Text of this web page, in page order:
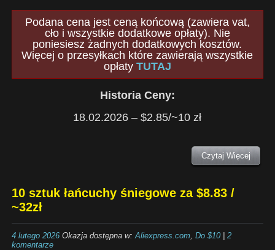
Podana cena jest ceną końcową (zawiera vat,
cło i wszystkie dodatkowe opłaty). Nie
poniesiesz żadnych dodatkowych kosztów.
Więcej o przesyłkach które zawierają wszystkie
opłaty TUTAJ
Historia Ceny:
18.02.2026 – $2.85/~10 zł
Czytaj Więcej
10 sztuk łańcuchy śniegowe za $8.83 /
~32zł
4 lutego 2026Okazja dostępna w: Aliexpress.com, Do $10| 2
komentarze